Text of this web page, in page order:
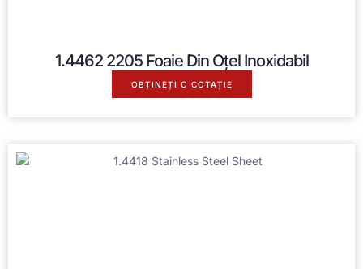
1.4462 2205 Foaie Din Oțel Inoxidabil
OBȚINEȚI O COTAȚIE